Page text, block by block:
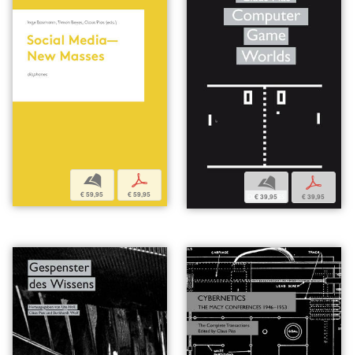
b
€ 59,95
p
€ 59,95
b
€ 39,95
p
€ 39,95